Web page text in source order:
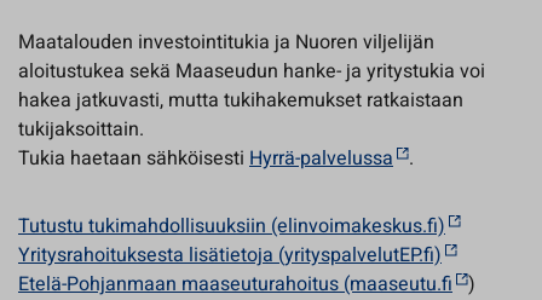
Maatalouden investointitukia ja Nuoren viljelijän
aloitustukea sekä Maaseudun hanke- ja yritystukia voi
hakea jatkuvasti, mutta tukihakemukset ratkaistaan
tukijaksoittain.
Tukia haetaan sähköisesti Hyrrä-palvelussa .
Tutustu tukimahdollisuuksiin (elinvoimakeskus.fi)
Yritysrahoituksesta lisätietoja (yrityspalvelutEP.fi)
Etelä-Pohjanmaan maaseuturahoitus (maaseutu.fi )